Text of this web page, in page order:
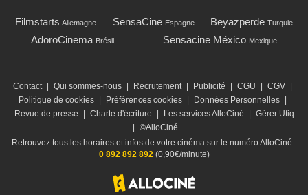
Filmstarts Allemagne SensaCine Espagne Beyazperde Turquie
AdoroCinema Brésil Sensacine México Mexique
Contact Qui sommes-nous Recrutement Publicité CGU CGV
Politique de cookies
Préférences cookies Données Personnelles
Revue de presse
Charte d'écriture Les services AlloCiné
Gérer Utiq
©AlloCiné
Retrouvez tous les horaires et infos de votre cinéma sur le numéro AlloCiné :
0 892 892 892(0,90€/minute)